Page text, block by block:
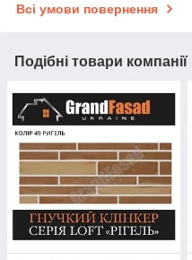
Всі умови повернення
Подібні товари компанії